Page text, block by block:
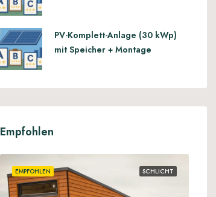
PV-Komplett-Anlage (30 kWp)
mit Speicher + Montage
Empfohlen
SCHLICHT
EMPFOHLEN